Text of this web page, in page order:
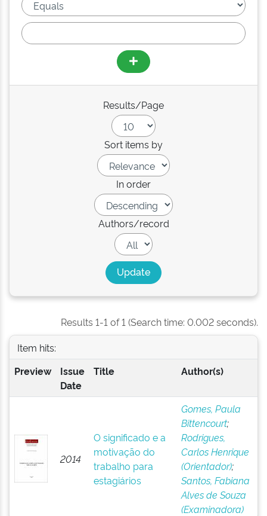
Results/Page
Sort items by
In order
Authors/record
Results 1-1 of 1 (Search time: 0.002 seconds).
Item hits:
Preview
Issue
Date
Title Author(s)
2014
O significado e a
motivação do
trabalho para
estagiários
Gomes, Paula
Bittencourt;
Rodrigues,
Carlos Henrique
(Orientador);
Santos, Fabiana
Alves de Souza
(Examinadora)